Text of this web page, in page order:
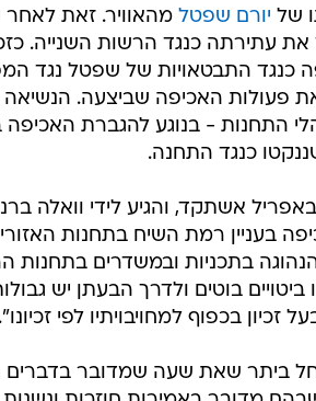
רגע לפני כניסתו לכלא 9.8.17
מרצ
של יורם שפטל מהאוויר. זאת לאחר
את עתירתה כנגד הרשות השנייה.
כנגד התבטאויות של שפטל נגד
פעולות האכיפה שביצעה. הנשיאה
התחנות - בנוגע להגברת
כנגד התחנה.